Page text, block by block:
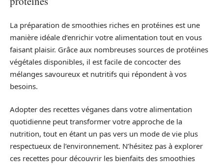
La préparation de smoothies riches en protéines est une
manière idéale d’enrichir votre alimentation tout en vous
faisant plaisir. Grâce aux nombreuses sources de protéines
végétales disponibles, il est facile de concocter des
mélanges savoureux et nutritifs qui répondent à vos
besoins.
Adopter des recettes véganes dans votre alimentation
quotidienne peut transformer votre approche de la
nutrition, tout en étant un pas vers un mode de vie plus
respectueux de l’environnement. N’hésitez pas à explorer
ces recettes pour découvrir les bienfaits des smoothies